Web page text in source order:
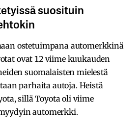
suosituin
ostetuimpana automerkkinä
ovat 12 viime kuukauden
suomalaisten mielestä
parhaita autoja. Heistä
sillä Toyota oli viime
automerkki.